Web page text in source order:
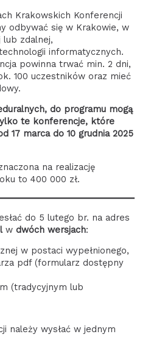
Krakowskich Konferencji
odbywać się w Krakowie, w
zdalnej,
informatycznych.
powinna trwać min. 2 dni,
100 uczestników oraz mieć
do programu mogą
te konferencje, które
17 marca do 10 grudnia 2025
na realizację
to 400 000 zł.
do 5 lutego br. na adres
w dwóch wersjach:
w postaci wypełnionego,
pdf (formularz dostępny
(tradycyjnym lub
należy wysłać w jednym